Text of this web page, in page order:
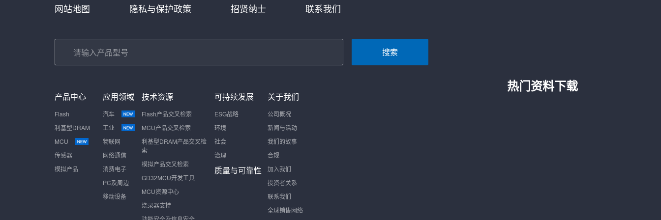
网站地图 隐私与保护政策 招贤纳士 联系我们
搜索
产品中心
Flash
利基型DRAM
MCU
传感器
模拟产品
应用领域
汽车
工业
物联网
网络通信
消费电子
PC及周边
移动设备
技术资源
Flash产品交叉检索
MCU产品交叉检索
利基型DRAM产品交叉检
索
模拟产品交叉检索
GD32MCU开发工具
MCU资源中心
烧录器支持
可持续发展
ESG战略
环境
社会
治理
质量与可靠性
关于我们
公司概况
新闻与活动
我们的故事
合规
加入我们
投资者关系
联系我们
全球销售网络
热门资料下载